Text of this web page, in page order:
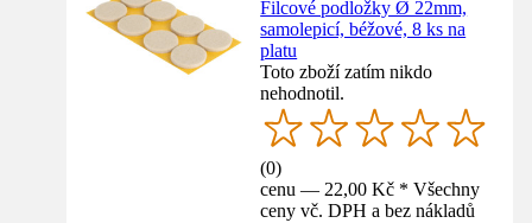
Filcové podložky Ø 22mm,
samolepicí, béžové, 8 ks na
platu
Toto zboží zatím nikdo
nehodnotil.
(0)
cenu — 22,00 Kč * Všechny
ceny vč. DPH a bez nákladů